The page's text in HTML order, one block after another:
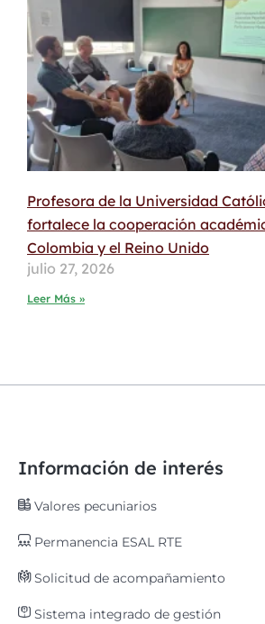
Profesora de la Universidad
fortalece la cooperación
Colombia y el Reino Unido
julio 27, 2026
Leer Más »
Información de interés
Valores pecuniarios
Permanencia ESAL RTE
Solicitud de acompañamiento
Sistema integrado de gestión